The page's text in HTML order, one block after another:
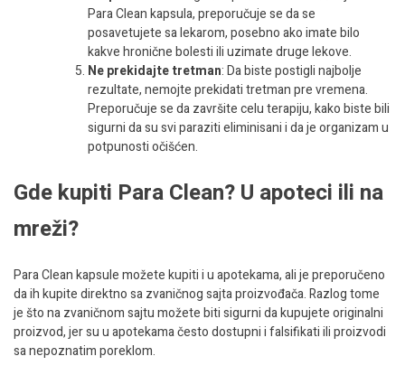
Para Clean kapsula, preporučuje se da se
posavetujete sa lekarom, posebno ako imate bilo
kakve hronične bolesti ili uzimate druge lekove.
Ne prekidajte tretman: Da biste postigli najbolje
rezultate, nemojte prekidati tretman pre vremena.
Preporučuje se da završite celu terapiju, kako biste bili
sigurni da su svi paraziti eliminisani i da je organizam u
potpunosti očišćen.
Gde kupiti Para Clean? U apoteci ili na
mreži?
Para Clean kapsule možete kupiti i u apotekama, ali je preporučeno
da ih kupite direktno sa zvaničnog sajta proizvođača. Razlog tome
je što na zvaničnom sajtu možete biti sigurni da kupujete originalni
proizvod, jer su u apotekama često dostupni i falsifikati ili proizvodi
sa nepoznatim poreklom.